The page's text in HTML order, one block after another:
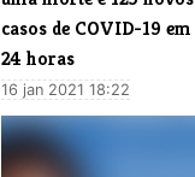
casos de COVID-19 em
24 horas
16 jan 2021 18:22